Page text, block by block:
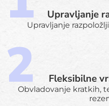
Upravljanje
Upravljanje
Fleksibilne
Obvladovanje kratkih,